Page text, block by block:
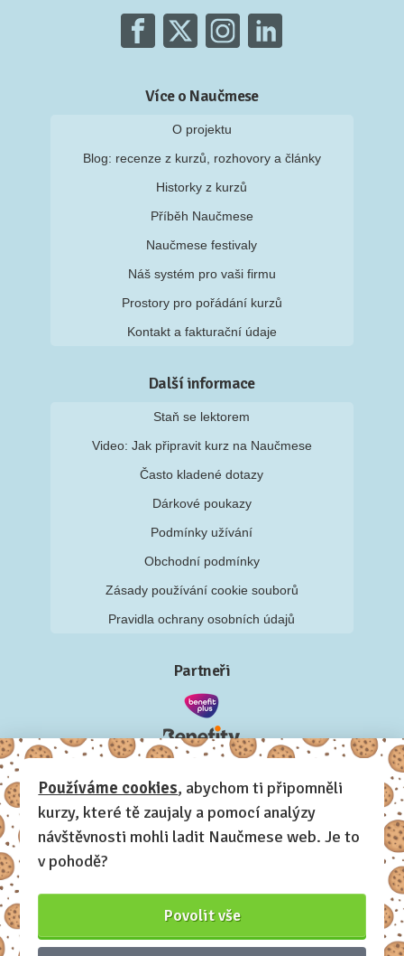
Více o Naučmese
O projektu
Blog: recenze z kurzů, rozhovory a články
Historky z kurzů
Příběh Naučmese
Naučmese festivaly
Náš systém pro vaši firmu
Prostory pro pořádání kurzů
Kontakt a fakturační údaje
Další informace
Staň se lektorem
Video: Jak připravit kurz na Naučmese
Často kladené dotazy
Dárkové poukazy
Podmínky užívání
Obchodní podmínky
Zásady používání cookie souborů
Pravidla ochrany osobních údajů
Partneři
Používáme cookies, abychom ti připomněli
kurzy, které tě zaujaly a pomocí analýzy
návštěvnosti mohli ladit Naučmese web. Je to
v pohodě?
Povolit vše